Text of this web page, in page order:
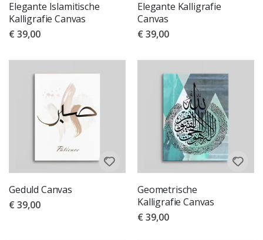
Elegante Islamitische
Kalligrafie Canvas
€ 39,00
Elegante Kalligrafie
Canvas
€ 39,00
Geduld Canvas
€ 39,00
Geometrische
Kalligrafie Canvas
€ 39,00